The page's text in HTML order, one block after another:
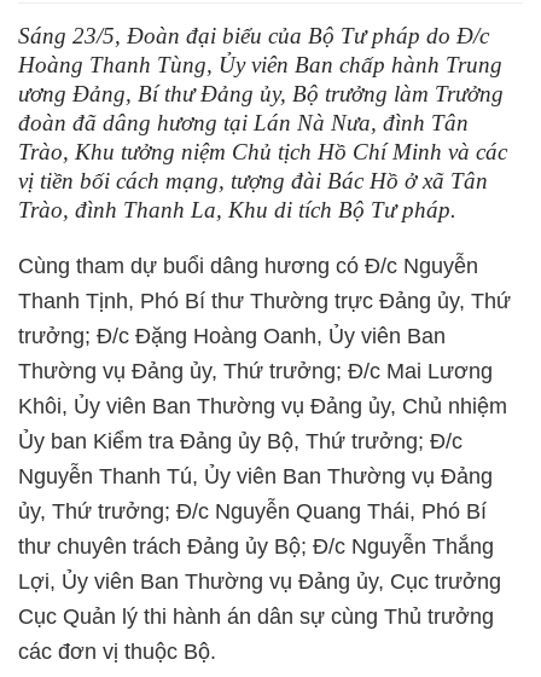
Sáng 23/5, Đoàn đại biểu của Bộ Tư pháp do Đ/c
Hoàng Thanh Tùng, Ủy viên Ban chấp hành Trung
ương Đảng, Bí thư Đảng ủy, Bộ trưởng làm Trưởng
đoàn đã dâng hương tại Lán Nà Nưa, đình Tân
Trào, Khu tưởng niệm Chủ tịch Hồ Chí Minh và các
vị tiền bối cách mạng, tượng đài Bác Hồ ở xã Tân
Trào, đình Thanh La, Khu di tích Bộ Tư pháp.
Cùng tham dự buổi dâng hương có Đ/c Nguyễn
Thanh Tịnh, Phó Bí thư Thường trực Đảng ủy, Thứ
trưởng; Đ/c Đặng Hoàng Oanh, Ủy viên Ban
Thường vụ Đảng ủy, Thứ trưởng; Đ/c Mai Lương
Khôi, Ủy viên Ban Thường vụ Đảng ủy, Chủ nhiệm
Ủy ban Kiểm tra Đảng ủy Bộ, Thứ trưởng; Đ/c
Nguyễn Thanh Tú, Ủy viên Ban Thường vụ Đảng
ủy, Thứ trưởng; Đ/c Nguyễn Quang Thái, Phó Bí
thư chuyên trách Đảng ủy Bộ; Đ/c Nguyễn Thắng
Lợi, Ủy viên Ban Thường vụ Đảng ủy, Cục trưởng
Cục Quản lý thi hành án dân sự cùng Thủ trưởng
các đơn vị thuộc Bộ.